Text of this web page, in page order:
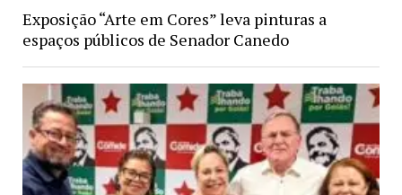
Exposição “Arte em Cores” leva pinturas a
espaços públicos de Senador Canedo